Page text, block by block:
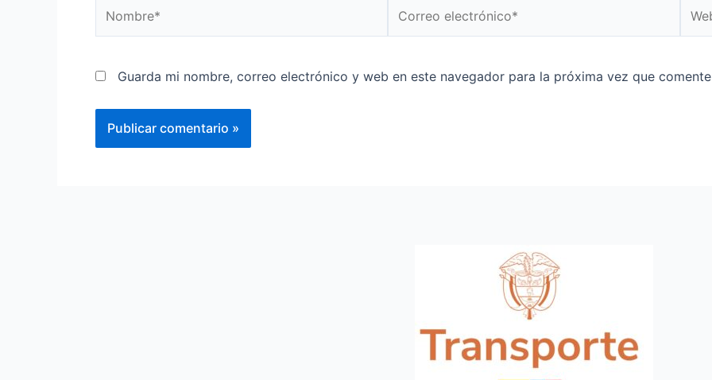
Guarda mi nombre, correo electrónico y web en este navegador para la próxima vez que